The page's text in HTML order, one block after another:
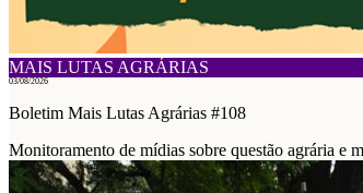
MAIS LUTAS AGRÁRIAS
03/08/2026
Boletim Mais Lutas Agrárias #108
Monitoramento de mídias sobre questão agrária e